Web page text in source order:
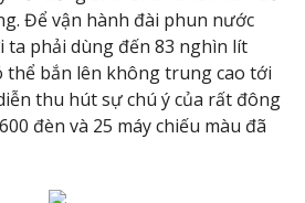
Để vận hành đài phun nước
ta phải dùng đến 83 nghìn lít
thể bắn lên không trung cao tới
thu hút sự chú ý của rất đông
đèn và 25 máy chiếu màu đã